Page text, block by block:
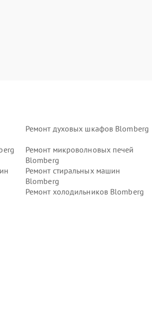
Ремонт духовых шкафов Blomberg
Ремонт микроволновых печей
Blomberg
Ремонт стиральных машин
Blomberg
Ремонт холодильников Blomberg